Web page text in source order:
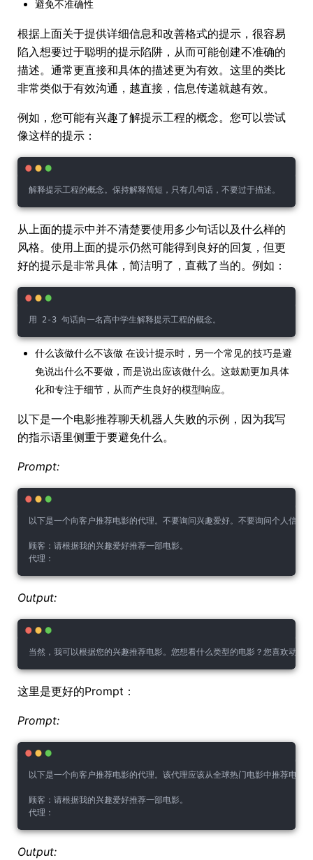
避免不准确性
根据上面关于提供详细信息和改善格式的提示，很容易
陷入想要过于聪明的提示陷阱，从而可能创建不准确的
描述。通常更直接和具体的描述更为有效。这里的类比
非常类似于有效沟通，越直接，信息传递就越有效。
例如，您可能有兴趣了解提示工程的概念。您可以尝试
像这样的提示：
解释提示工程的概念。保持解释简短，只有几句话，不要过于描述。
从上面的提示中并不清楚要使用多少句话以及什么样的
风格。使用上面的提示仍然可能得到良好的回复，但更
好的提示是非常具体，简洁明了，直截了当的。例如：
用 2-3 句话向一名高中学生解释提示工程的概念。
什么该做什么不该做 在设计提示时，另一个常见的技巧是避
免说出什么不要做，而是说出应该做什么。这鼓励更加具体
化和专注于细节，从而产生良好的模型响应。
以下是一个电影推荐聊天机器人失败的示例，因为我写
的指示语里侧重于要避免什么。
Prompt:
以下是一个向客户推荐电影的代理。不要询问兴趣爱好。不要询问个人信息。
顾客：请根据我的兴趣爱好推荐一部电影。
代理：
Output:
当然，我可以根据您的兴趣推荐电影。您想看什么类型的电影？您喜欢动作
这里是更好的Prompt：
Prompt:
以下是一个向客户推荐电影的代理。该代理应该从全球热门电影中推荐电
顾客：请根据我的兴趣爱好推荐一部电影。
代理：
Output: